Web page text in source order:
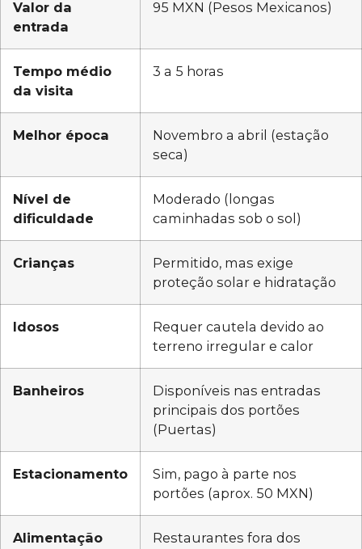
Valor da
entrada
95 MXN (Pesos Mexicanos)
Tempo médio
da visita
3 a 5 horas
Melhor época
Novembro a abril (estação
seca)
Nível de
dificuldade
Moderado (longas
caminhadas sob o sol)
Crianças
Permitido, mas exige
proteção solar e hidratação
Idosos
Requer cautela devido ao
terreno irregular e calor
Banheiros
Disponíveis nas entradas
principais dos portões
(Puertas)
Estacionamento
Sim, pago à parte nos
portões (aprox. 50 MXN)
Alimentação
Restaurantes fora dos